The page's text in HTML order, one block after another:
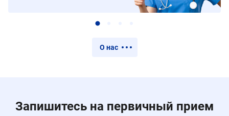
О нас
Запишитесь на первичный прием